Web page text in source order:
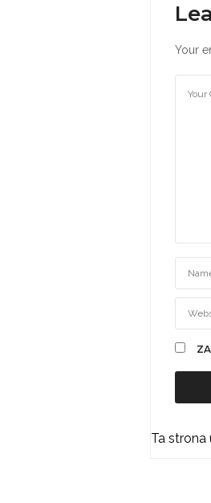
Your
Ta strona